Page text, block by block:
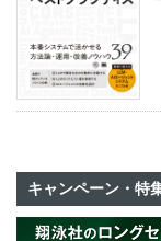
キャンペーン・特